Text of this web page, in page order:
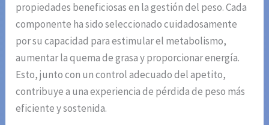
propiedades beneficiosas en la gestión del peso. Cada
componente ha sido seleccionado cuidadosamente
por su capacidad para estimular el metabolismo,
aumentar la quema de grasa y proporcionar energía.
Esto, junto con un control adecuado del apetito,
contribuye a una experiencia de pérdida de peso más
eficiente y sostenida.